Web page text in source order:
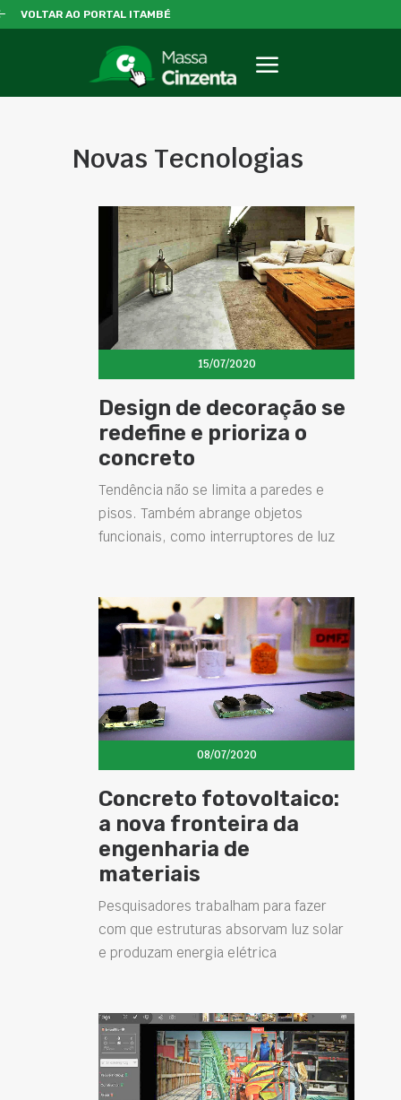
VOLTAR AO PORTAL ITAMBÉ
Novas Tecnologias
15/07/2020
Design de decoração se
redefine e prioriza o
concreto
Tendência não se limita a paredes e
pisos. Também abrange objetos
funcionais, como interruptores de luz
08/07/2020
Concreto fotovoltaico:
a nova fronteira da
engenharia de
materiais
Pesquisadores trabalham para fazer
com que estruturas absorvam luz solar
e produzam energia elétrica